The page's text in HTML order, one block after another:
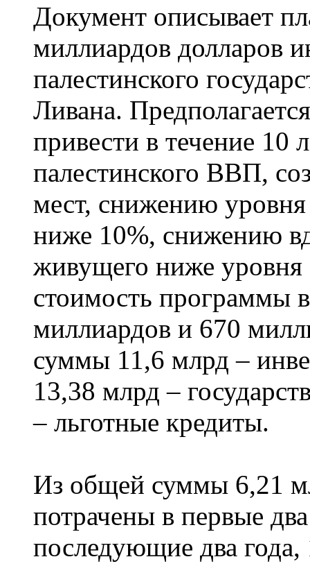
Документ описывает
миллиардов долларов
палестинского
Ливана.
привести в течение 10
палестинского ВВП,
мест, снижению уровня
ниже 10%, снижению
живущего ниже
стоимость программы
миллиардов и 670
суммы 11,6 млрд –
13,38 млрд –
– льготные кредиты.
Из общей суммы 6,21
потрачены в первые
последующие два